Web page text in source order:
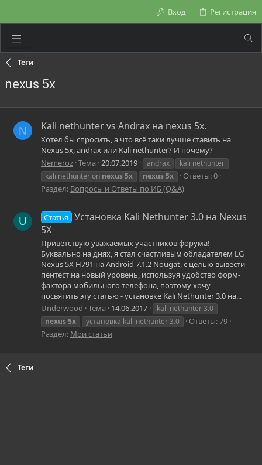
Вход Регистрация
Теги
nexus 5x
N Kali nethunter vs Andrax на nexus 5x.
Хотел бы спросить, а что всё таки лучше ставить на
Nexus 5x, andrax или Kali nethunter? И почему?
Nemeroz Тема 20.07.2019 andrax
kali nethunter
kali nethunter on nexus5x nexus5x
Ответы: 0
Раздел: Вопросы и Ответы по ИБ (Q&A)
U Статья
Установка Kali Nethunter 3.0 на Nexus
5X
Приветствую уважаемых участников форума!
Буквально на днях, я стал счастливым обладателем LG
Nexus 5X H791 на Android 7.1.2 Nougat, с целью вывести
пентест на новый уровень, используя удобство форм-
фактора мобильного телефона, поэтому хочу
посвятить эту статью - установке Kali Nethunter 3.0 на...
Underwood Тема 14.06.2017
kali nethunter 3.0
nexus5x установка kali nethunter 3.0
Ответы: 79
Раздел: Мои статьи
Теги